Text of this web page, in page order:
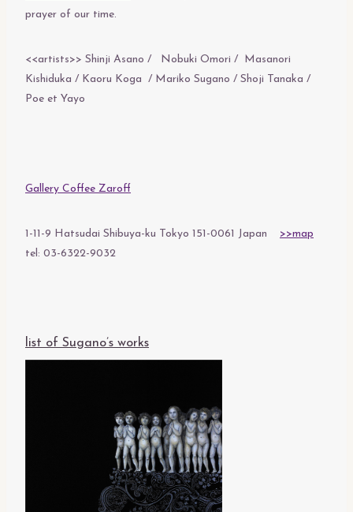
prayer of our time.
<<artists>> Shinji Asano / Nobuki Omori / Masanori
Kishiduka / Kaoru Koga / Mariko Sugano / Shoji Tanaka /
Poe et Yayo
Gallery Coffee Zaroff
1-11-9 Hatsudai Shibuya-ku Tokyo 151-0061 Japan >>map
tel: 03-6322-9032
list of Sugano’s works